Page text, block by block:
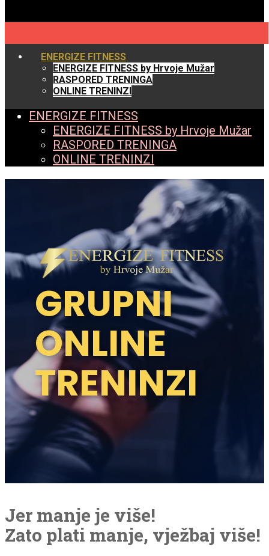
ENERGIZE FITNESS
ENERGIZE FITNESS by Hrvoje Mužar
RASPORED TRENINGA
ONLINE TRENINZI
ENERGIZE FITNESS
ENERGIZE FITNESS by Hrvoje Mužar
RASPORED TRENINGA
ONLINE TRENINZI
GRUPNI
ONLINE
TRENINZI
Jer manje je više!
Zato plati manje, vježbaj više!